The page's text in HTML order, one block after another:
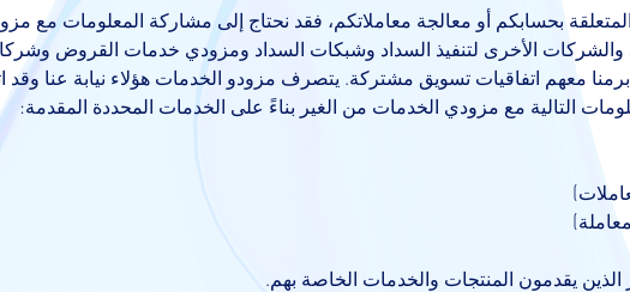
بحسابكم أو معالجة معاملاتكم، فقد نحتاج إلى مشاركة المعلومات مع
الأخرى لتنفيذ السداد وشبكات السداد ومزودي خدمات القروض
أبرمنا معهم اتفاقيات تسويق مشتركة. يتصرف مزودو الخدمات هؤلاء نيابة عنا
التالية مع مزودي الخدمات من الغير بناءً على الخدمات المحددة المقدمة:
يقدمون المنتجات والخدمات الخاصة بهم.